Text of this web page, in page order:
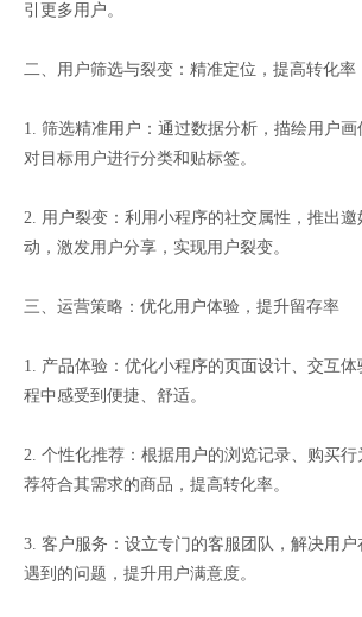
引更多用户。
二、用户筛选与裂变：精准定位，提高转化率
1. 筛选精准用户：通过数据分析，描绘用户画
对目标用户进行分类和贴标签。
2. 用户裂变：利用小程序的社交属性，推出
动，激发用户分享，实现用户裂变。
三、运营策略：优化用户体验，提升留存率
1. 产品体验：优化小程序的页面设计、交互
程中感受到便捷、舒适。
2. 个性化推荐：根据用户的浏览记录、购买
荐符合其需求的商品，提高转化率。
3. 客户服务：设立专门的客服团队，解决用户
遇到的问题，提升用户满意度。